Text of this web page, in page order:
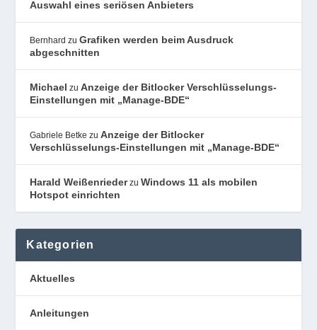
Auswahl eines seriösen Anbieters
Bernhard zuGrafiken werden beim Ausdruck
abgeschnitten
Michael zuAnzeige der Bitlocker Verschlüsselungs-
Einstellungen mit „Manage-BDE“
Gabriele Betke zuAnzeige der Bitlocker
Verschlüsselungs-Einstellungen mit „Manage-BDE“
Harald WeißenriederzuWindows 11 als mobilen
Hotspot einrichten
Kategorien
Aktuelles
Anleitungen